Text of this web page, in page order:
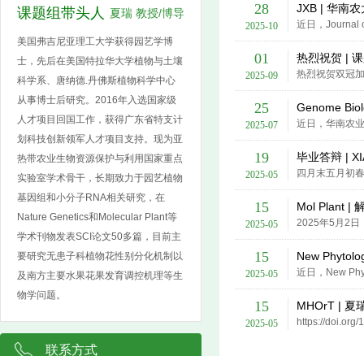
课题组带头人 夏瑞 教授/博导
美国弗吉尼亚理工大学获得园艺学博
士，先后在美国特拉华大学植物与土壤
科学系、唐纳德.丹佛斯植物科学中心
从事博士后研究。2016年入选国家级
人才项目回国工作，获得广东省特支计
划科技创新领军人才项目支持。现为亚
热带农业生物资源保护与利用国家重点
实验室学术骨干，长期致力于园艺植物
基因组和小分子RNA相关研究，在
Nature Genetics和Molecular Plant等
学术刊物发表SCI论文50多篇，目前主
要研究无患子科植物花性别分化机制以
及南方主要水果花果发育调控机理等生
物学问题。
联系方式
28
2025-10
JXB | 华南
01
2025-09
热烈祝贺 |
25
2025-07
Genome
19
2025-05
毕业答辩 |
15
2025-05
Mol Plant |
15
2025-05
New
15
2025-05
MHOrT | 夏